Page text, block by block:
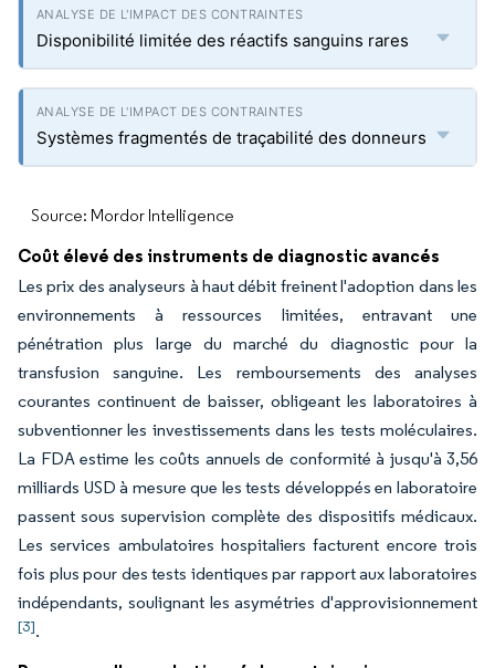
Disponibilité limitée des réactifs sanguins rares
Systèmes fragmentés de traçabilité des donneurs
Source: Mordor Intelligence
Coût élevé des instruments de diagnostic avancés
Les prix des analyseurs à haut débit freinent l'adoption dans les
environnements à ressources limitées, entravant une
pénétration plus large du marché du diagnostic pour la
transfusion sanguine. Les remboursements des analyses
courantes continuent de baisser, obligeant les laboratoires à
subventionner les investissements dans les tests moléculaires.
La FDA estime les coûts annuels de conformité à jusqu'à 3,56
milliards USD à mesure que les tests développés en laboratoire
passent sous supervision complète des dispositifs médicaux.
Les services ambulatoires hospitaliers facturent encore trois
fois plus pour des tests identiques par rapport aux laboratoires
indépendants, soulignant les asymétries d'approvisionnement
[3].